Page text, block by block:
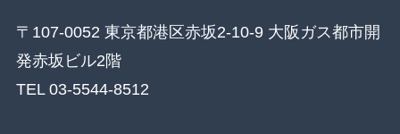
〒107-0052 東京都港区赤坂2-10-9 大阪ガス都市開
発赤坂ビル2階
TEL 03-5544-8512